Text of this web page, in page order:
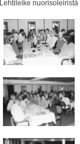
Lehtileike nuorisoleiristä